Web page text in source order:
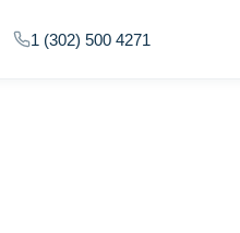
1 (302) 500 4271